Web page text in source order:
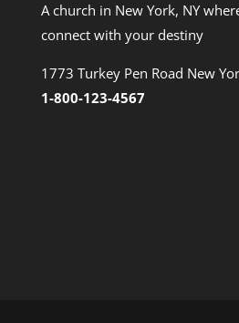
A church in New York, NY
connect with your destiny
1773 Turkey Pen Road New
1-800-123-4567